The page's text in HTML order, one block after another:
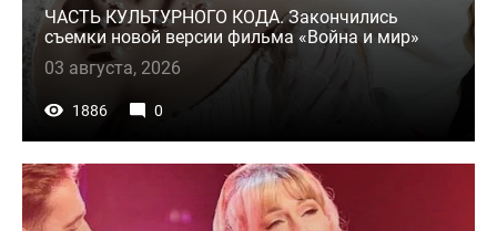
ЧАСТЬ КУЛЬТУРНОГО КОДА. Закончились
съемки новой версии фильма «Война и мир»
03 августа, 2026
1886 0